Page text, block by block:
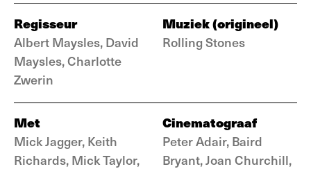
Regisseur
Albert Maysles, David
Maysles, Charlotte
Zwerin
Muziek (origineel)
Rolling Stones
Met
Mick Jagger, Keith
Richards, Mick Taylor,
Cinematograaf
Peter Adair, Baird
Bryant, Joan Churchill,